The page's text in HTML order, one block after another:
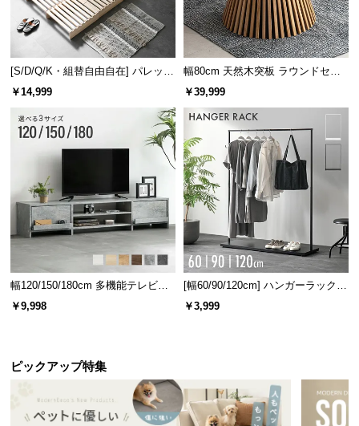
[S/D/Q/K・組替自由自在] パレット
ベッド 8/12/16枚セット
￥14,999
幅80cm 天然木突板 ラウンドセン
ターテーブル 美しい格子デザイン
￥39,999
幅120/150/180cm 多機能テレビボ
ード 木目/石目調 オープン収納・
￥9,998
[幅60/90/120cm] ハンガーラック
スチール 4段階高さ調節 サイドフ
￥3,999
ピックアップ特集